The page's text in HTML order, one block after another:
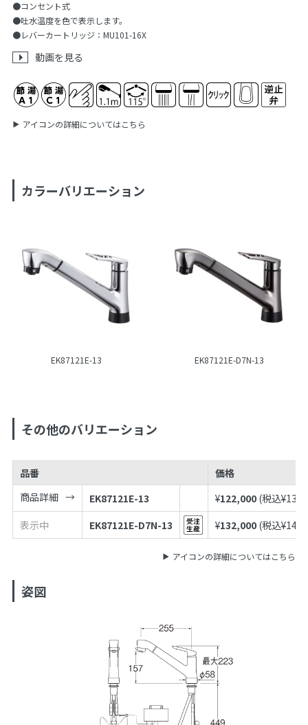
●コンセント式
●吐水温度を色で表示します。
●レバーカートリッジ：MU101-16X
動画を見る
アイコンの詳細についてはこちら
カラーバリエーション
EK87121E-13 EK87121E-D7N-13
その他のバリエーション
品番
価格
商品詳細
EK87121E-13 ¥122,000 (税込¥
表示中
EK87121E-D7N-13 ¥132,000 (税込¥
アイコンの詳細についてはこちら
姿図